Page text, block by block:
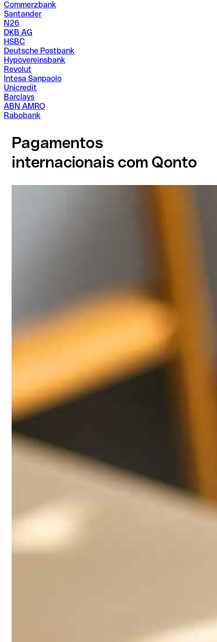
Commerzbank
Santander
N26
DKB AG
HSBC
Deutsche Postbank
Hypovereinsbank
Revolut
Intesa Sanpaolo
Unicredit
Barclays
ABN AMRO
Rabobank
Pagamentos
internacionais com Qonto